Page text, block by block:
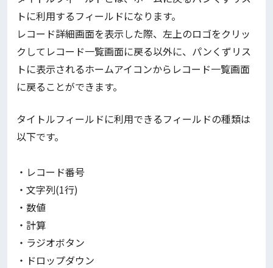
トに利用するフィールドになります。
レコード詳細画面を表示した際、左上のロゴをクリッ
クしてレコード一覧画面に戻る以外に、パンくずリス
トに表示されるホームアイコンからレコード一覧画面
に戻ることができます。
タイトルフィールドに利用できるフィールドの種類は
以下です。
・レコード番号
・文字列(1行)
・数値
・計算
・ラジオボタン
・ドロップダウン